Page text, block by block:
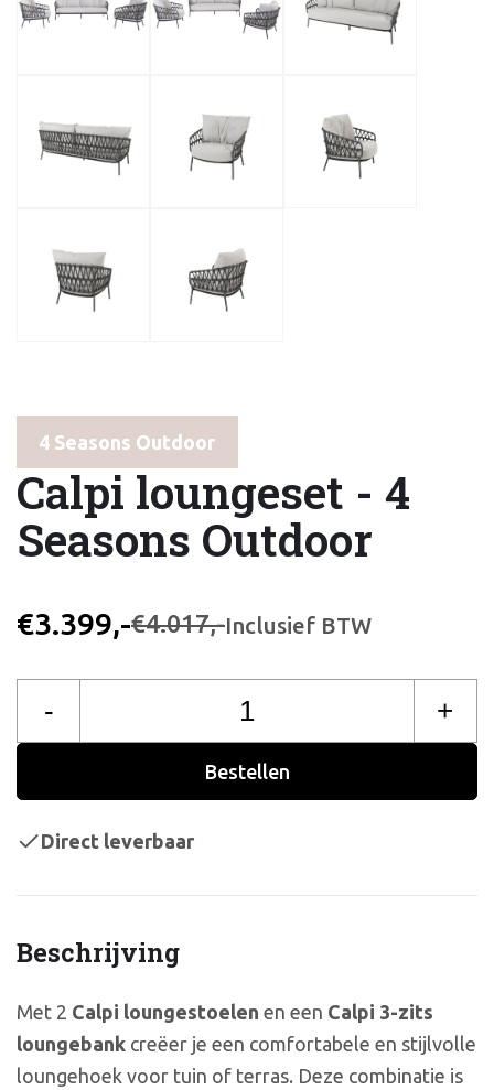
4 Seasons Outdoor
Calpi loungeset - 4
Seasons Outdoor
€3.399,-€4.017,-Inclusief BTW
Beschrijving
Met 2 Calpi loungestoelen en een Calpi 3-zits
loungebank creëer je een comfortabele en stijlvolle
loungehoek voor tuin of terras. Deze combinatie is
- +
Bestellen
Direct leverbaar